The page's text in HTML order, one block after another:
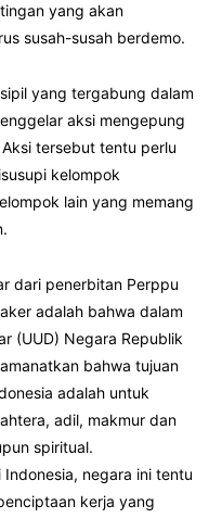
yang akan
susah-susah berdemo.
yang tergabung dalam
aksi mengepung
tersebut tentu perlu
kelompok
lain yang memang
dari penerbitan Perppu
adalah bahwa dalam
(UUD) Negara Republik
bahwa tujuan
adalah untuk
adil, makmur dan
spiritual.
negara ini tentu
kerja yang